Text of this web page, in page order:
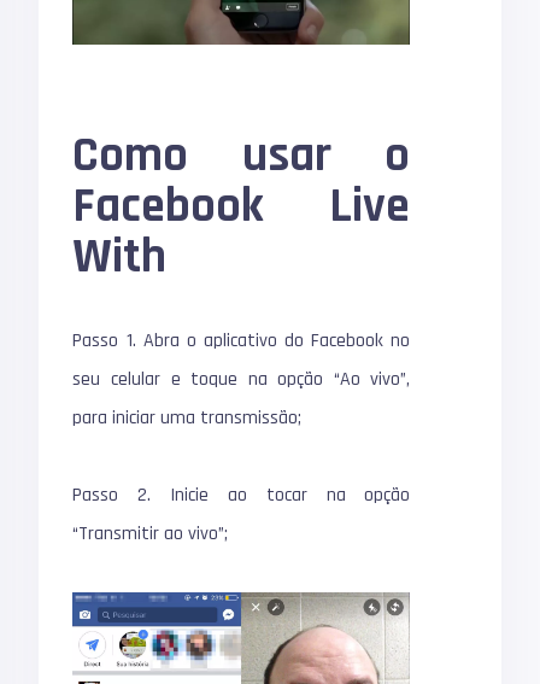
Como usar o
Facebook Live
With
Passo 1. Abra o aplicativo do Facebook no
seu celular e toque na opção “Ao vivo”,
para iniciar uma transmissão;
Passo 2. Inicie ao tocar na opção
“Transmitir ao vivo”;